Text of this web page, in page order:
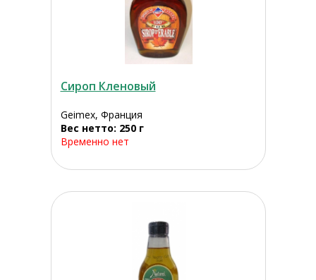
Сироп Кленовый
Geimex, Франция
Вес нетто: 250 г
Временно нет